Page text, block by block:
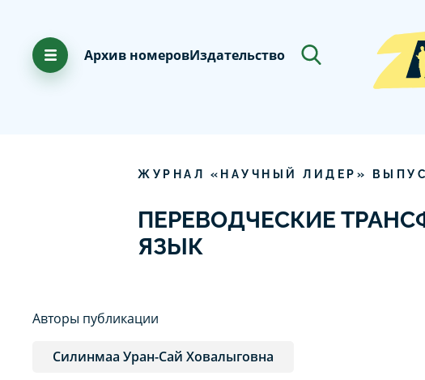
Архив номеровИздательство
ЖУРНАЛ «НАУЧНЫЙ ЛИДЕР»
ПЕРЕВОДЧЕСКИЕ
ЯЗЫК
Авторы публикации
Силинмаа Уран-Сай Ховалыговна